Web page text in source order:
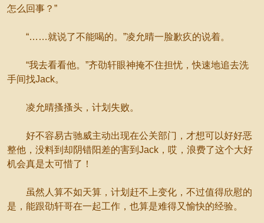
怎么回事？”
“……就说了不能喝的。”凌允晴一脸歉疚的说着。
“我去看看他。”齐劭轩眼神掩不住担忧，快速地追去洗
手间找Jack。
凌允晴搔搔头，计划失败。
好不容易古驰威主动出现在公关部门，才想可以好好恶
整他，没料到却阴错阳差的害到Jack，哎，浪费了这个大好
机会真是太可惜了！
虽然人算不如天算，计划赶不上变化，不过值得欣慰的
是，能跟劭轩哥在一起工作，也算是难得又愉快的经验。